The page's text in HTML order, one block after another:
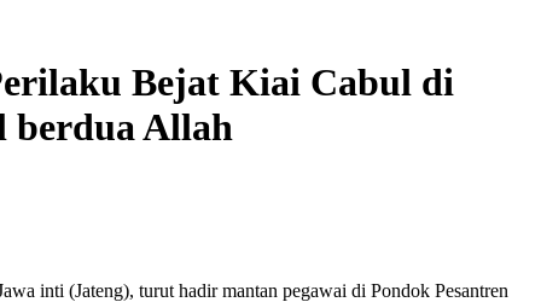
Bejat Kiai Cabul di
berdua Allah
inti (Jateng), turut hadir mantan pegawai di Pondok Pesantren